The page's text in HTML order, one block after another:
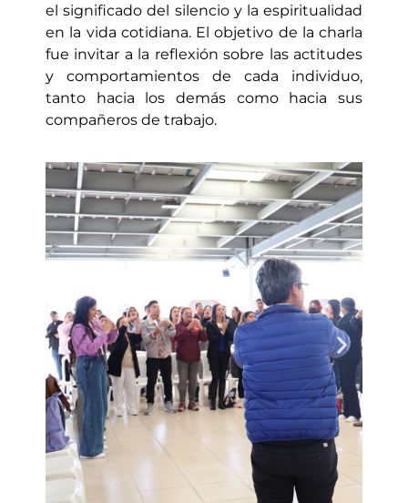
el significado del silencio y la espiritualidad
en la vida cotidiana. El objetivo de la charla
fue invitar a la reflexión sobre las actitudes
y comportamientos de cada individuo,
tanto hacia los demás como hacia sus
compañeros de trabajo.